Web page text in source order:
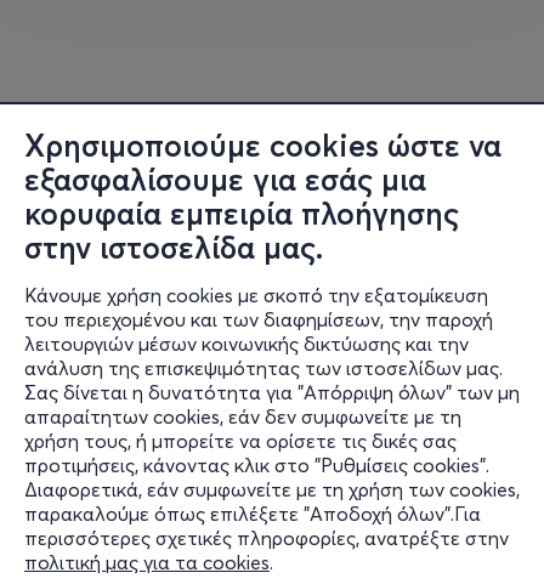
Χρησιμοποιούμε cookies ώστε να
εξασφαλίσουμε για εσάς μια
κορυφαία εμπειρία πλοήγησης
στην ιστοσελίδα μας.
Κάνουμε χρήση cookies με σκοπό την εξατομίκευση
του περιεχομένου και των διαφημίσεων, την παροχή
λειτουργιών μέσων κοινωνικής δικτύωσης και την
ανάλυση της επισκεψιμότητας των ιστοσελίδων μας.
Σας δίνεται η δυνατότητα για "Απόρριψη όλων" των μη
απαραίτητων cookies, εάν δεν συμφωνείτε με τη
χρήση τους, ή μπορείτε να ορίσετε τις δικές σας
προτιμήσεις, κάνοντας κλικ στο "Ρυθμίσεις cookies".
Διαφορετικά, εάν συμφωνείτε με τη χρήση των cookies,
παρακαλούμε όπως επιλέξετε "Αποδοχή όλων".Για
περισσότερες σχετικές πληροφορίες, ανατρέξτε στην
πολιτική μας για τα cookies.
Πότε: Κυριακή 9 Νοεμβρίου
Διάρκεια: 2 ώρες 11:00-13:00
Συμμετοχή: 30€
Διεξάγεται από τη
Βασίλα Νικολέτα
Πιστοποιημένη Εκπαιδεύτρια Γονέων Θετικής
Διαπαιδαγώγησης (PDA)
Πληροφορίες
Υποστήριξη
Stay Connected